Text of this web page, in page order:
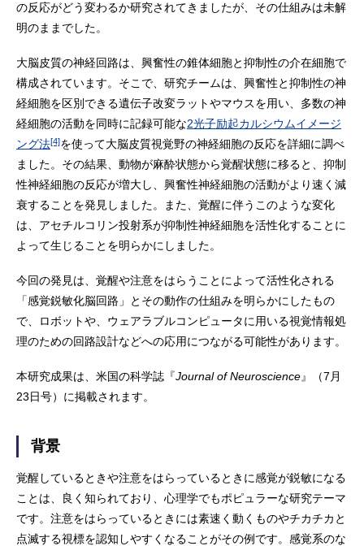
の反応がどう変わるか研究されてきましたが、その仕組みは未解
明のままでした。
大脳皮質の神経回路は、興奮性の錐体細胞と抑制性の介在細胞で
構成されています。そこで、研究チームは、興奮性と抑制性の神
経細胞を区別できる遺伝子改変ラットやマウスを用い、多数の神
経細胞の活動を同時に記録可能な2光子励起カルシウムイメージ
ング法[4]を使って大脳皮質視覚野の神経細胞の反応を詳細に調べ
ました。その結果、動物が麻酔状態から覚醒状態に移ると、抑制
性神経細胞の反応が増大し、興奮性神経細胞の活動がより速く減
衰することを発見しました。また、覚醒に伴うこのような変化
は、アセチルコリン投射系が抑制性神経細胞を活性化することに
よって生じることを明らかにしました。
今回の発見は、覚醒や注意をはらうことによって活性化される
「感覚鋭敏化脳回路」とその動作の仕組みを明らかにしたもの
で、ロボットや、ウェアラブルコンピュータに用いる視覚情報処
理のための回路設計などへの応用につながる可能性があります。
本研究成果は、米国の科学誌『Journal of Neuroscience』（7月
23日号）に掲載されます。
背景
覚醒しているときや注意をはらっているときに感覚が鋭敏になる
ことは、良く知られており、心理学でもポピュラーな研究テーマ
です。注意をはらっているときには素速く動くものやチカチカと
点滅する視標を認知しやすくなることがその例です。感覚系のな